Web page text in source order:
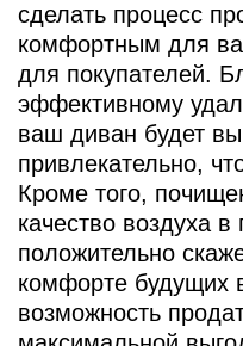
сделать процесс
комфортным для
для покупателей.
эффективному
ваш диван будет
привлекательно,
Кроме того,
качество воздуха
положительно
комфорте будущих
возможность